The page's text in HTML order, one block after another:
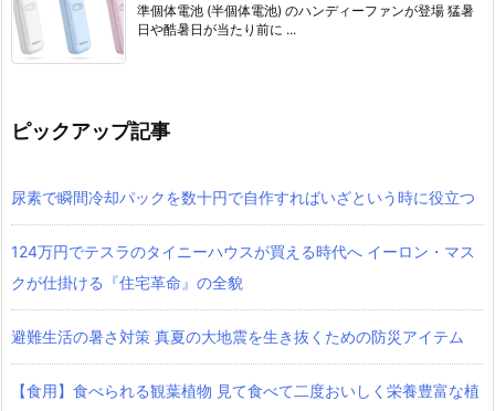
準個体電池 (半個体電池) のハンディーファンが登場 猛暑
日や酷暑日が当たり前に ...
ピックアップ記事
尿素で瞬間冷却パックを数十円で自作すればいざという時に役立つ
124万円でテスラのタイニーハウスが買える時代へ イーロン・マス
クが仕掛ける『住宅革命』の全貌
避難生活の暑さ対策 真夏の大地震を生き抜くための防災アイテム
【食用】食べられる観葉植物 見て食べて二度おいしく栄養豊富な植